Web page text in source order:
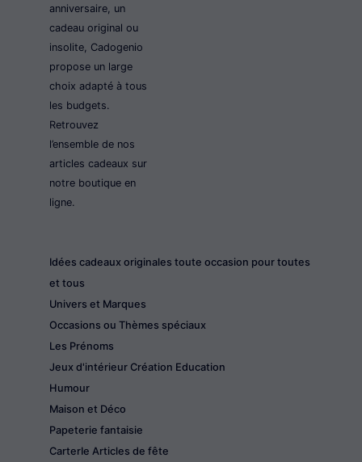
anniversaire, un
cadeau original ou
insolite, Cadogenio
propose un large
choix adapté à tous
les budgets.
Retrouvez
l’ensemble de nos
articles cadeaux sur
notre boutique en
ligne.
Idées cadeaux originales toute occasion pour toutes
et tous
Univers et Marques
Occasions ou Thèmes spéciaux
Les Prénoms
Jeux d'intérieur Création Education
Humour
Maison et Déco
Papeterie fantaisie
CarterIe Articles de fête